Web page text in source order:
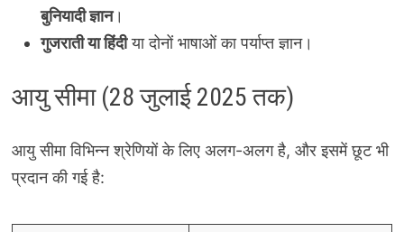
बुनियादी ज्ञान।
गुजराती या हिंदीया दोनों भाषाओं का पर्याप्त ज्ञान।
आयु सीमा (28 जुलाई 2025 तक)
आयु सीमा विभिन्न श्रेणियों के लिए अलग-अलग है, और इसमें छूट भी
प्रदान की गई है: